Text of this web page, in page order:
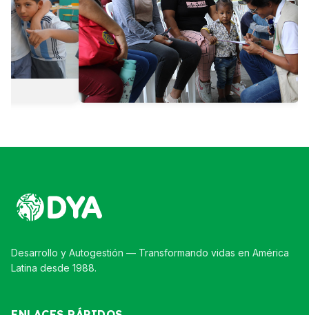
Desarrollo y Autogestión — Transformando vidas en América
Latina desde 1988.